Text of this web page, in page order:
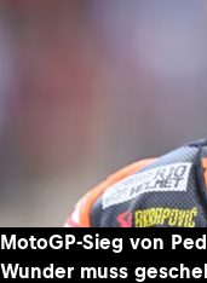
MotoGP-Sieg von
Wunder muss